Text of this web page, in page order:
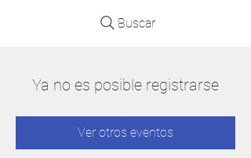
Buscar
Ya no es posible registrarse
Ver otros eventos